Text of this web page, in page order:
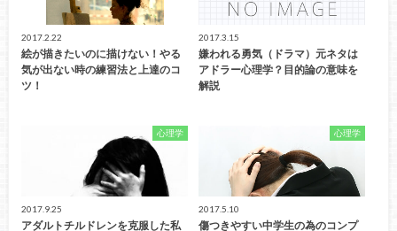
2017.2.22
絵が描きたいのに描けない！やる
気が出ない時の練習法と上達のコ
ツ！
2017.3.15
嫌われる勇気（ドラマ）元ネタは
アドラー心理学？目的論の意味を
解説
心理学
2017.9.25
アダルトチルドレンを克服した私
心理学
2017.5.10
傷つきやすい中学生の為のコンプ